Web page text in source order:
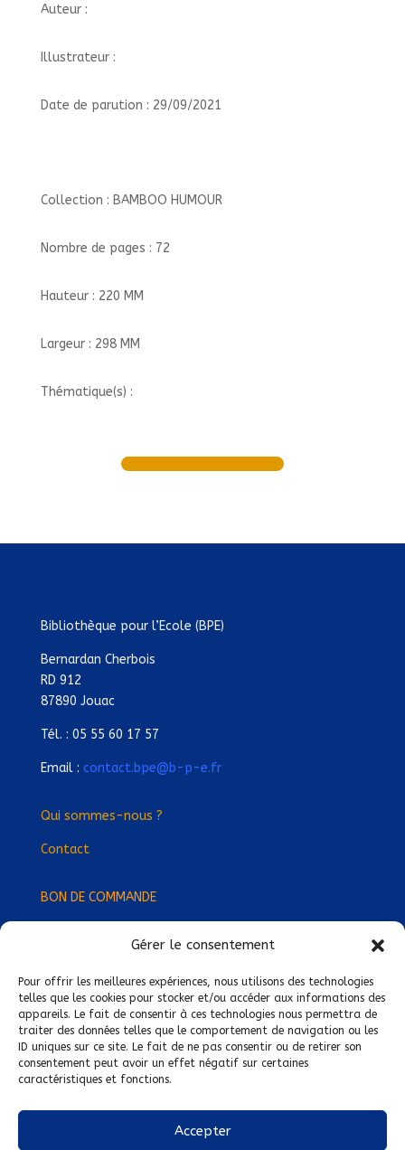
Gérer le consentement
Pour offrir les meilleures expériences, nous utilisons des technologies
telles que les cookies pour stocker et/ou accéder aux informations des
appareils. Le fait de consentir à ces technologies nous permettra de
traiter des données telles que le comportement de navigation ou les
ID uniques sur ce site. Le fait de ne pas consentir ou de retirer son
consentement peut avoir un effet négatif sur certaines
caractéristiques et fonctions.
Accepter
Auteur :
Illustrateur :
Date de parution : 29/09/2021
Collection : BAMBOO HUMOUR
Nombre de pages : 72
Hauteur : 220 MM
Largeur : 298 MM
Thématique(s) :
Bibliothèque pour l’Ecole (BPE)
Bernardan Cherbois
RD 912
87890 Jouac
Tél. : 05 55 60 17 57
Email : contact.bpe@b-p-e.fr
Qui sommes-nous ?
Contact
BON DE COMMANDE
Devenez Délégué·e Régional·e !
Trouvez-nous près de chez vous !
Mentions légales
Conditions générales de vente
Politique de confidentialité